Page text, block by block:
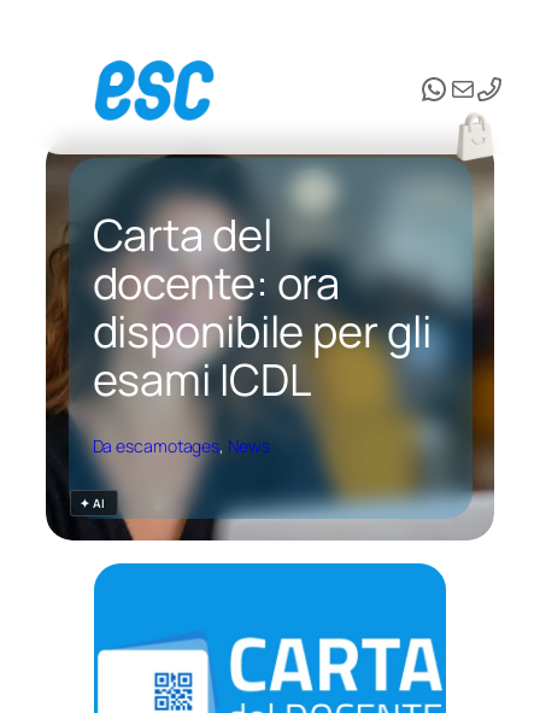
contenuto
Email
✦ AI
Carta del
docente: ora
disponibile per gli
esami ICDL
Da escamotages, News